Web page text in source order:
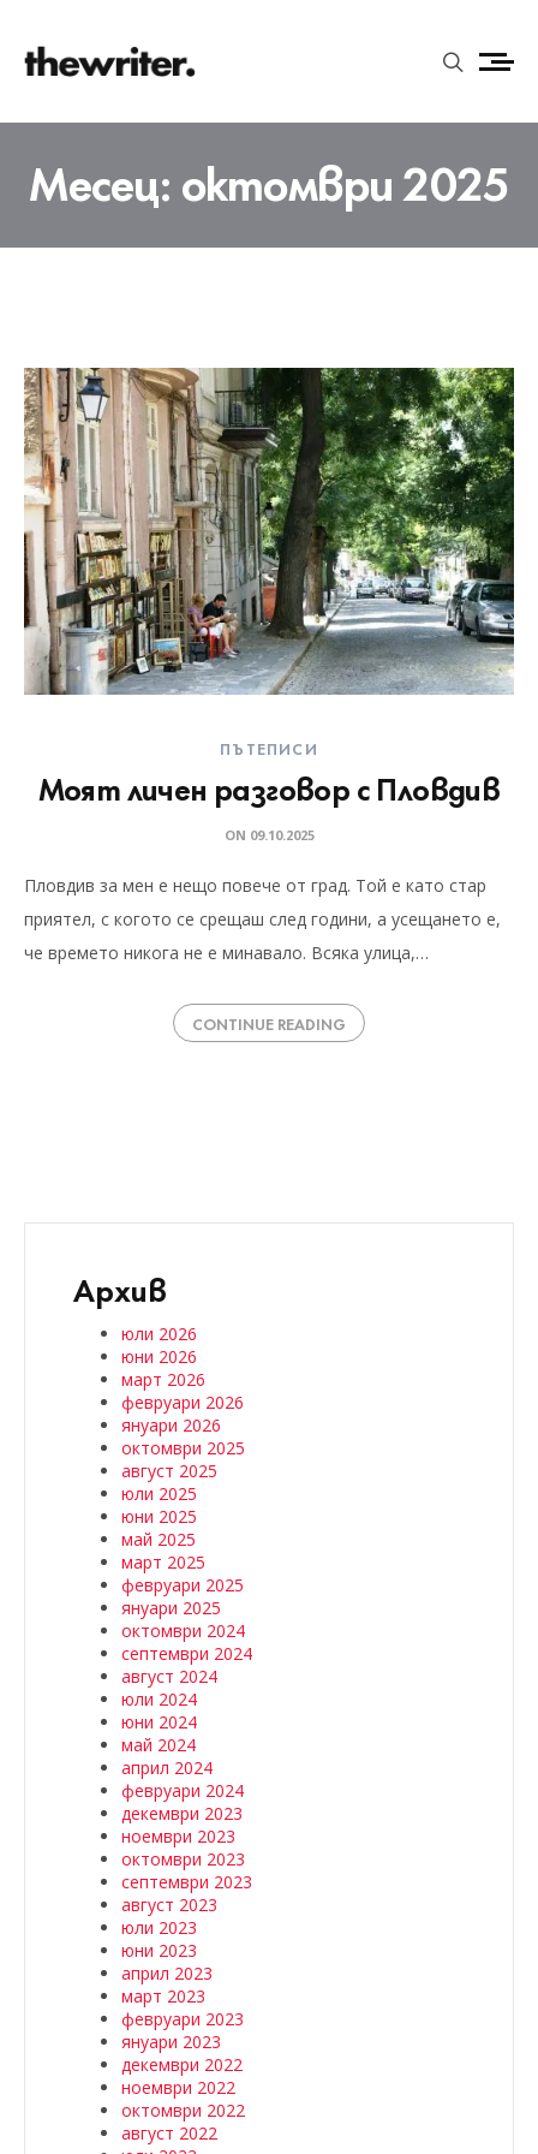
Месец:октомври 2025
ПЪТЕПИСИ
Моят личен разговор с Пловдив
ON 09.10.2025
Пловдив за мен е нещо повече от град. Той е като стар
приятел, с когото се срещаш след години, а усещането е,
че времето никога не е минавало. Всяка улица,…
CONTINUE READING
Архив
юли 2026
юни 2026
март 2026
февруари 2026
януари 2026
октомври 2025
август 2025
юли 2025
юни 2025
май 2025
март 2025
февруари 2025
януари 2025
октомври 2024
септември 2024
август 2024
юли 2024
юни 2024
май 2024
април 2024
февруари 2024
декември 2023
ноември 2023
октомври 2023
септември 2023
август 2023
юли 2023
юни 2023
април 2023
март 2023
февруари 2023
януари 2023
декември 2022
ноември 2022
октомври 2022
август 2022